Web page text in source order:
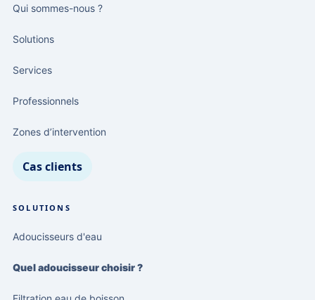
Qui sommes-nous ?
Solutions
Services
Professionnels
Zones d’intervention
Cas clients
SOLUTIONS
Adoucisseurs d'eau
Quel adoucisseur choisir ?